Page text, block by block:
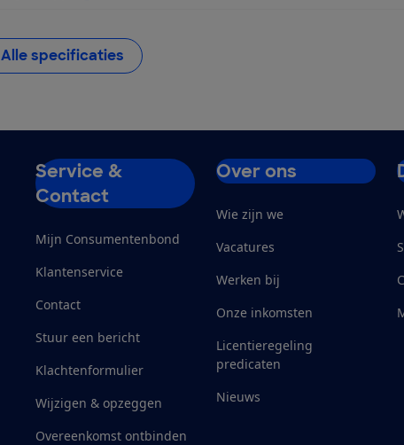
Alle specificaties
Service &
Contact
Mijn Consumentenbond
Klantenservice
Contact
Stuur een bericht
Klachtenformulier
Wijzigen & opzeggen
Overeenkomst ontbinden
Over ons
Wie zijn we
Vacatures
Werken bij
Onze inkomsten
Licentieregeling
predicaten
Nieuws